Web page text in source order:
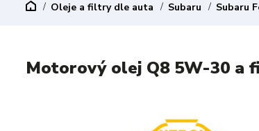
Oleje a filtry dle auta Subaru Subaru
Motorový olej Q8 5W-30 a